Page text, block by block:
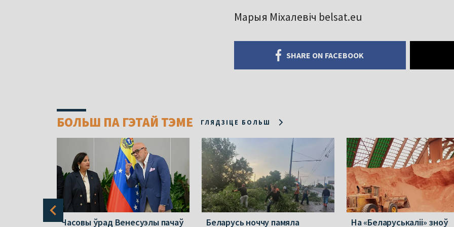
Марыя Міхалевіч belsat.eu
SHARE ON FACEBOOK
БОЛЬШ ПА ГЭТАЙ ТЭМЕ ГЛЯДЗІЦЕ БОЛЬШ
Часовы ўрад Венесуэлы пачаў Беларусь ноччу памяла На «Беларуськаліі» зноў